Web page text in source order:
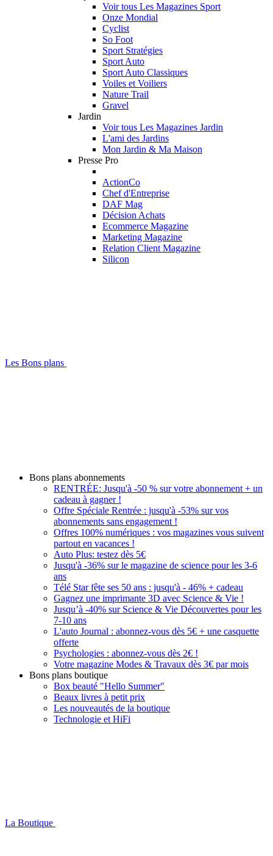
Voir tous Les Magazines Sport
Onze Mondial
Cyclist
So Foot
Sport Stratégies
Sport Auto
Sport Auto Classiques
Voiles et Voiliers
Nature Trail
Gravel
Jardin
Voir tous Les Magazines Jardin
L'ami des Jardins
Mon Jardin & Ma Maison
Presse Pro
ActionCo
Chef d'Entreprise
DAF Mag
Décision Achats
Ecommerce Magazine
Marketing Magazine
Relation Client Magazine
Silicon
Les Bons plans
Bons plans abonnements
RENTRÉE: Jusqu'à -50 % sur votre abonnement + un
cadeau à gagner !
Offre Spéciale Rentrée : jusqu'à -53% sur vos
abonnements sans engagement !
Offres 100% numériques : vos magazines vous suivent
partout en vacances !
Auto Plus: testez dès 5€
Jusqu'à -36% sur le magazine de science pour les 3-6
ans
Télé Star fête ses 50 ans : jusqu'à - 46% + cadeau
Gagnez une imprimante 3D avec Science & Vie !
Jusqu’à -40% sur Science & Vie Découvertes pour les
7-10 ans
L'auto Journal : abonnez-vous dès 5€ + une casquette
offerte
Psychologies : abonnez-vous dès 2€ !
Votre magazine Modes & Travaux dès 3€ par mois
Bons plans boutique
Box beauté "Hello Summer"
Beaux livres à petit prix
Les nouveautés de la boutique
Technologie et HiFi
La Boutique